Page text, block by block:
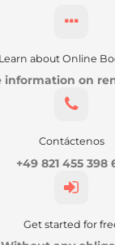
Learn about Online
information on
Contáctenos
+49 821 455 398
Get started for